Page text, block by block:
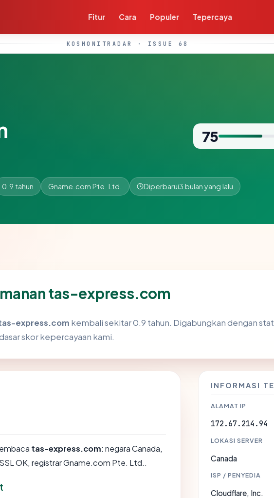
Fitur Cara Populer Tepercaya
KOSMONITRADAR · ISSUE 68
75
0.9 tahun Gname.com Pte. Ltd. Diperbarui3 bulan yang lalu
tas-express.com
express.com kembali sekitar 0.9 tahun. Digabungkan dengan
skor kepercayaan kami.
tas-express.com: negara Canada,
OK, registrar Gname.com Pte. Ltd..
INFORMASI
ALAMAT IP
172.67.214.94
LOKASI SERVER
Canada
ISP / PENYEDIA
Cloudflare, Inc.